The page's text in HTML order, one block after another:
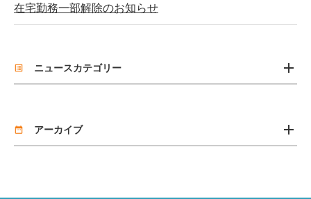
在宅勤務一部解除のお知らせ
list_alt ニュースカテゴリー add
リリース
date_range アーカイブ add